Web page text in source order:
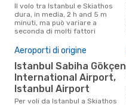
Il volo tra Istanbul e Skiathos
dura, in media, 2 h and 5 m
minuti, ma può variare a
seconda di molti fattori
Aeroporti di origine
International Airport,
Istanbul Airport
Per voli da Istanbul a Skiathos